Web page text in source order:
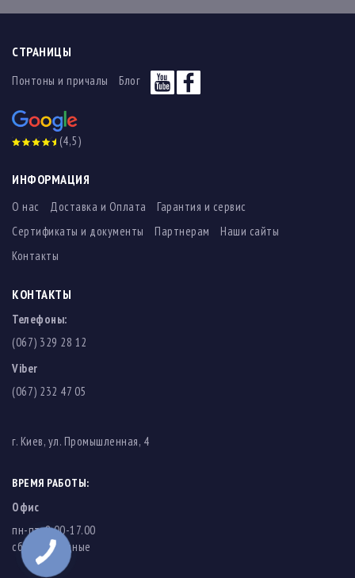
СТРАНИЦЫ
Понтоны и причалы Блог
(4,5)
ИНФОРМАЦИЯ
О нас Доставка и Оплата
Гарантия и сервис
Сертификаты и документы
Партнерам
Наши сайты
Контакты
КОНТАКТЫ
Телефоны:
(067) 329 28 12
Viber
(067) 232 47 05
г. Киев, ул. Промышленная, 4
ВРЕМЯ РАБОТЫ:
Офис
пн-пт: 8.00-17.00
cб-вс: выходные